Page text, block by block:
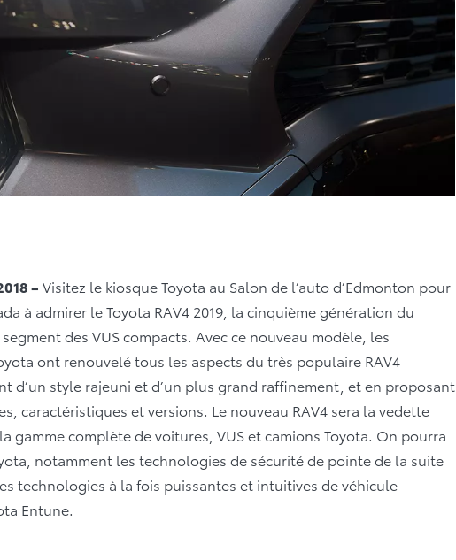
– Visitez le kiosque Toyota au Salon de l’auto d’Edmonton pour
à admirer le Toyota RAV4 2019, la cinquième génération du
des VUS compacts. Avec ce nouveau modèle, les
ont renouvelé tous les aspects du très populaire RAV4
d’un style rajeuni et d’un plus grand raffinement, et en proposant
caractéristiques et versions. Le nouveau RAV4 sera la vedette
gamme complète de voitures, VUS et camions Toyota. On pourra
notamment les technologies de sécurité de pointe de la suite
technologies à la fois puissantes et intuitives de véhicule
Entune.